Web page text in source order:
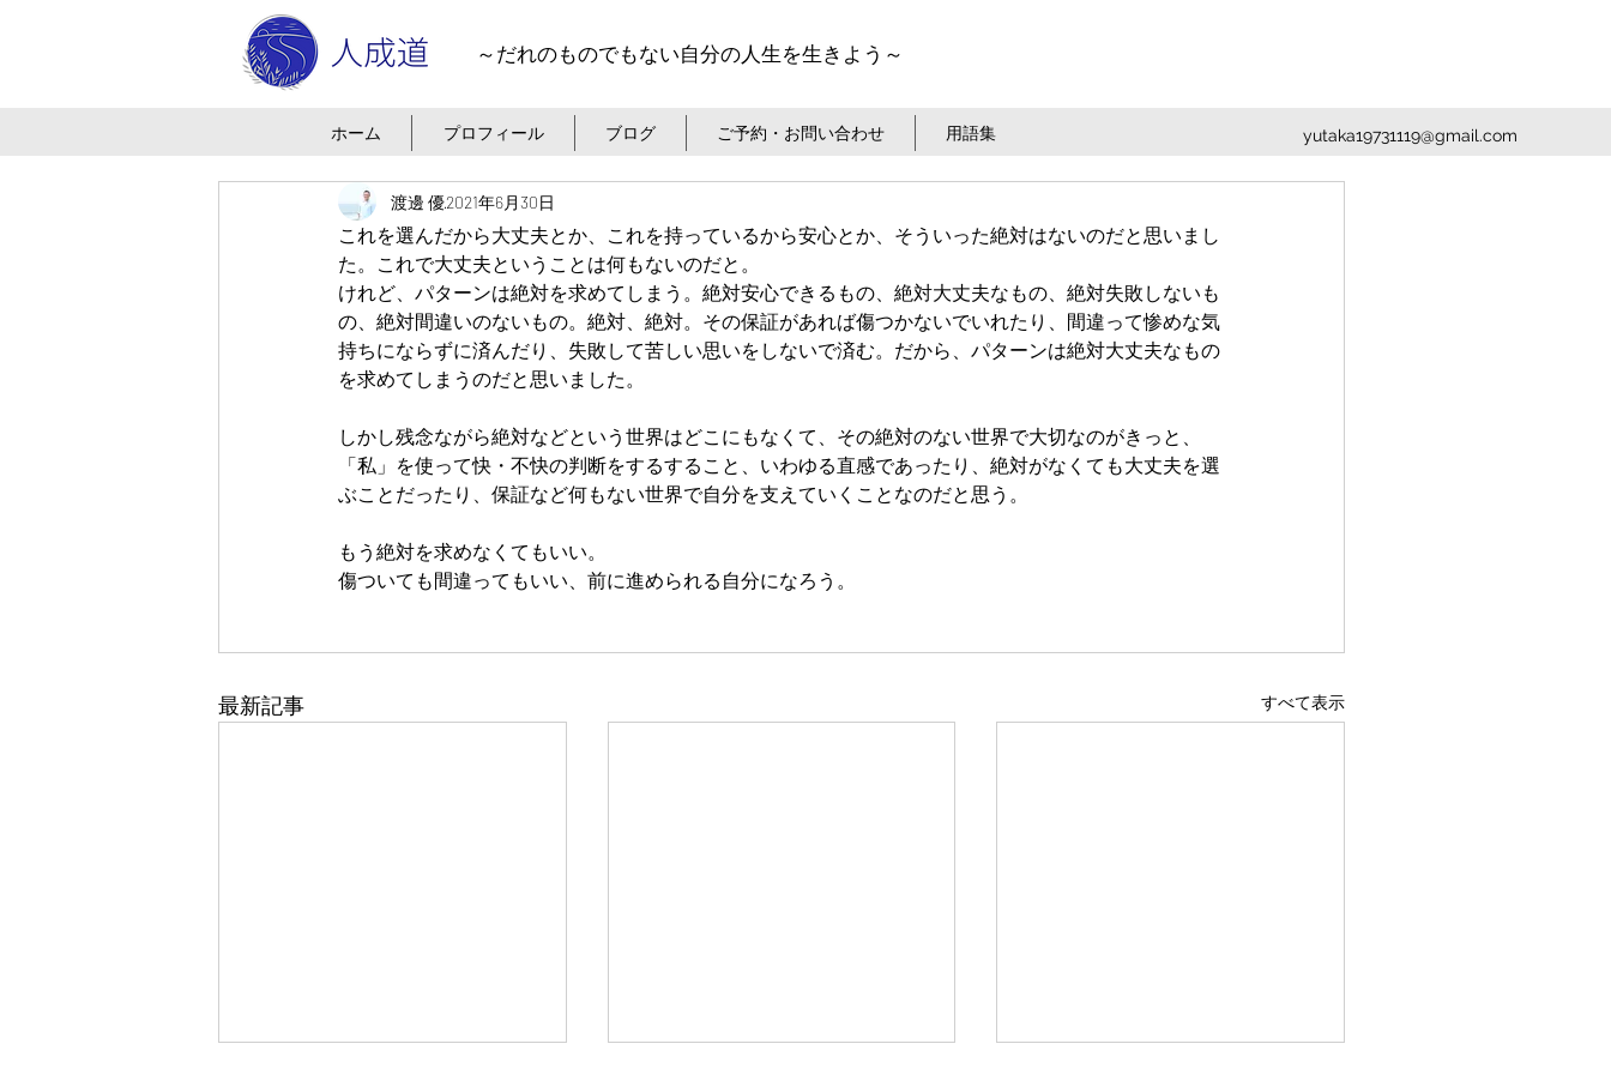
～だれのものでもない自分の人生を生きよう～
ホーム プロフィール ブログ ご予約・お問い合わせ 用語集 yutaka19731119@gmail.com
渡邊 優2021年6月30日
これを選んだから大丈夫とか、これを持っているから安心とか、そういった絶対はないのだと思いまし
た。これで大丈夫ということは何もないのだと。
けれど、パターンは絶対を求めてしまう。絶対安心できるもの、絶対大丈夫なもの、絶対失敗しないも
の、絶対間違いのないもの。絶対、絶対。その保証があれば傷つかないでいれたり、間違って惨めな気
持ちにならずに済んだり、失敗して苦しい思いをしないで済む。だから、パターンは絶対大丈夫なもの
を求めてしまうのだと思いました。
しかし残念ながら絶対などという世界はどこにもなくて、その絶対のない世界で大切なのがきっと、
「私」を使って快・不快の判断をするすること、いわゆる直感であったり、絶対がなくても大丈夫を選
ぶことだったり、保証など何もない世界で自分を支えていくことなのだと思う。
もう絶対を求めなくてもいい。
傷ついても間違ってもいい、前に進められる自分になろう。
最新記事 すべて表示